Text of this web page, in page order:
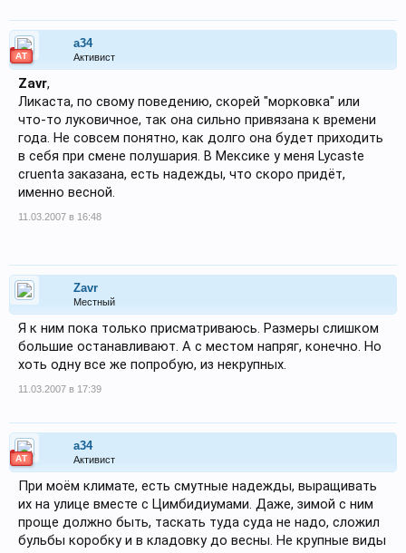
АТ
a34
Активист
Zavr,
Ликаста, по свому поведению, скорей "морковка" или
что-то луковичное, так она сильно привязана к времени
года. Не совсем понятно, как долго она будет приходить
в себя при смене полушария. В Мексике у меня Lycaste
cruenta заказана, есть надежды, что скоро придёт,
именно весной.
11.03.2007 в 16:48
Zavr
Местный
Я к ним пока только присматриваюсь. Размеры слишком
большие останавливают. А с местом напряг, конечно. Но
хоть одну все же попробую, из некрупных.
11.03.2007 в 17:39
АТ
a34
Активист
При моём климате, есть смутные надежды, выращивать
их на улице вместе с Цимбидиумами. Даже, зимой с ним
проще должно быть, таскать туда суда не надо, сложил
бульбы коробку и в кладовку до весны. Не крупные виды